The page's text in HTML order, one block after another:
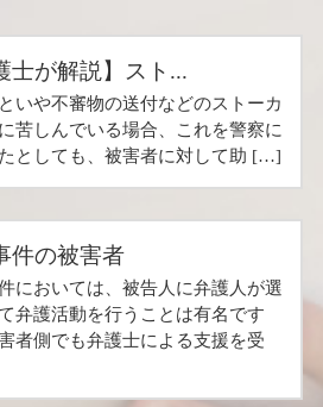
士が解説】スト...
いや不審物の送付などのストーカ
苦しんでいる場合、これを警察に
としても、被害者に対して助 […]
件の被害者
においては、被告人に弁護人が選
弁護活動を行うことは有名です
者側でも弁護士による支援を受